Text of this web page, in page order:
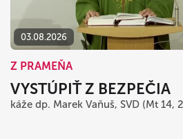
03.08.2026
Z PRAMEŇA
VYSTÚPIŤ Z BEZPEČIA
káže dp. Marek Vaňuš, SVD (Mt 14,